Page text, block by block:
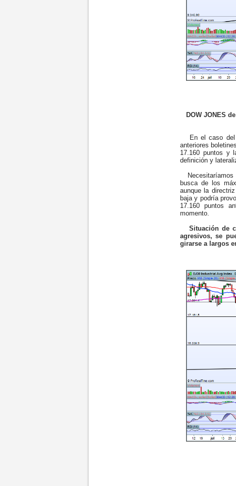
DOW JONES
En el caso del
anteriores
17.160 puntos y
definición y
Necesitaríamos
busca de los
aunque la
baja y podría
17.160 puntos
momento.
Situación de
agresivos, se
girarse a largos